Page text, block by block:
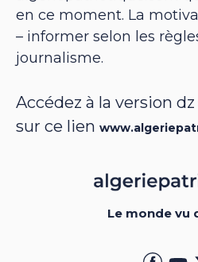
en ce moment. La
– informer selon les
journalisme.
Accédez à la version
sur ce lien
Le monde vu